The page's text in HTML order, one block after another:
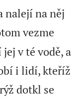
nalejí na něj
vezme
v té vodě, a
i lidí, kteříž
dotkl se